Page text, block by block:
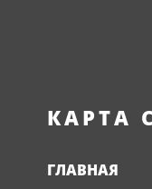
КАРТА
ГЛАВНАЯ